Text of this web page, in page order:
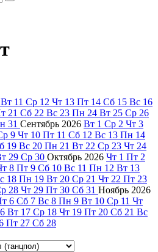
Вт 11 Ср 12 Чт 13 Пт 14 Сб 15 Вс 16
21 Сб 22 Вс 23 Пн 24 Вт 25 Ср 26
31 Сентябрь 2026 Вт 1 Ср 2 Чт 3
9 Чт 10 Пт 11 Сб 12 Вс 13 Пн 14
19 Вс 20 Пн 21 Вт 22 Ср 23 Чт 24
29 Ср 30 Октябрь 2026 Чт 1 Пт 2
8 Пт 9 Сб 10 Вс 11 Пн 12 Вт 13
18 Пн 19 Вт 20 Ср 21 Чт 22 Пт 23
28 Чт 29 Пт 30 Сб 31 Ноябрь 2026
6 Сб 7 Вс 8 Пн 9 Вт 10 Ср 11 Чт
Вт 17 Ср 18 Чт 19 Пт 20 Сб 21 Вс
Пт 27 Сб 28